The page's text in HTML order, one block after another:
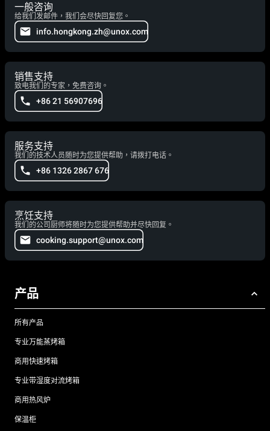
一般咨询
给我们发邮件，我们会尽快回复您。
info.hongkong.zh@unox.com
销售支持
致电我们的专家，免费咨询。
+86 21 56907696
服务支持
我们的技术人员随时为您提供帮助，请拨打电话。
+86 1326 2867 676
烹饪支持
我们的公司厨师将随时为您提供帮助并尽快回复。
cooking.support@unox.com
产品
所有产品
专业万能蒸烤箱
商用快速烤箱
专业带湿度对流烤箱
商用热风炉
保温柜